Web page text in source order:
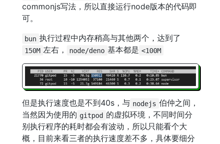
commonjs写法，所以直接运行node版本的代码即
可。
bun 执行过程中内存稍高与其他两个，达到了
150M 左右， node/deno 基本都是 <100M
但是执行速度也是不到40s，与 nodejs 伯仲之间，
当然因为使用的 gitpod 的虚拟环境，不同时间分
别执行程序的耗时都会有波动，所以只能看个大
概，目前来看三者的执行速度差不多，具体要细分